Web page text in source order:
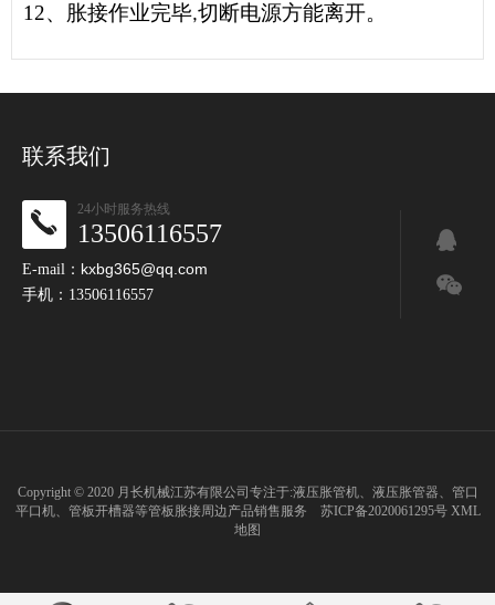
12、 胀接作业完毕,切断电源方能离开。
联系我们
24小时服务热线
13506116557
E-mail： kxbg365@qq.com
手机：13506116557
Copyright © 2020 月长机械江苏有限公司专注于:液压胀管机、 液压胀管器、 管口
平口机、 管板开槽器等管板胀接周边产品销售服务 苏ICP备2020061295号 XML
地图